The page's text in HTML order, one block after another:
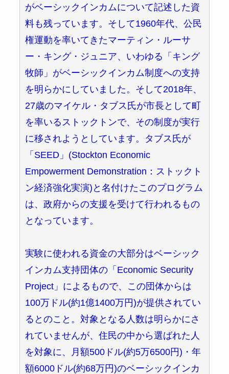
がベーシックインカムについて記述した資
料も残っています。そして1960年代、公民
権運動を率いてきたマーティン・ルーサ
ー・キング・ジュニア、いわゆる「キング
牧師」がベーシックインカム制度への支持
を明らかにしていました。そして2018年、
27歳のマイケル・タブス氏が市長として町
を率いるストックトンで、その制度が実行
に移されようとしています。タブス氏が
「SEED」(Stockton Economic
Empowerment Demonstration：ストックト
ン経済強化実演)と名付けたこのプログラム
は、政府からの支援を受けて行われるもの
となっています。
実験に使われる資金の大部分はベーシック
インカム支持団体の「Economic Security
Project」によるもので、この団体からは
100万ドル(約1億1400万円)が提供されてい
るとのこと。対象となる人数は明らかにさ
れていませんが、住民の中から選ばれた人
を対象に、月額500ドル(約5万6500円)・年
額6000ドル(約68万円)のベーシックインカ